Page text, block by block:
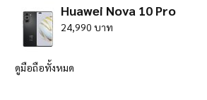
Huawei Nova 10 Pro
24,990 บาท
ดูมือถือทั้งหมด